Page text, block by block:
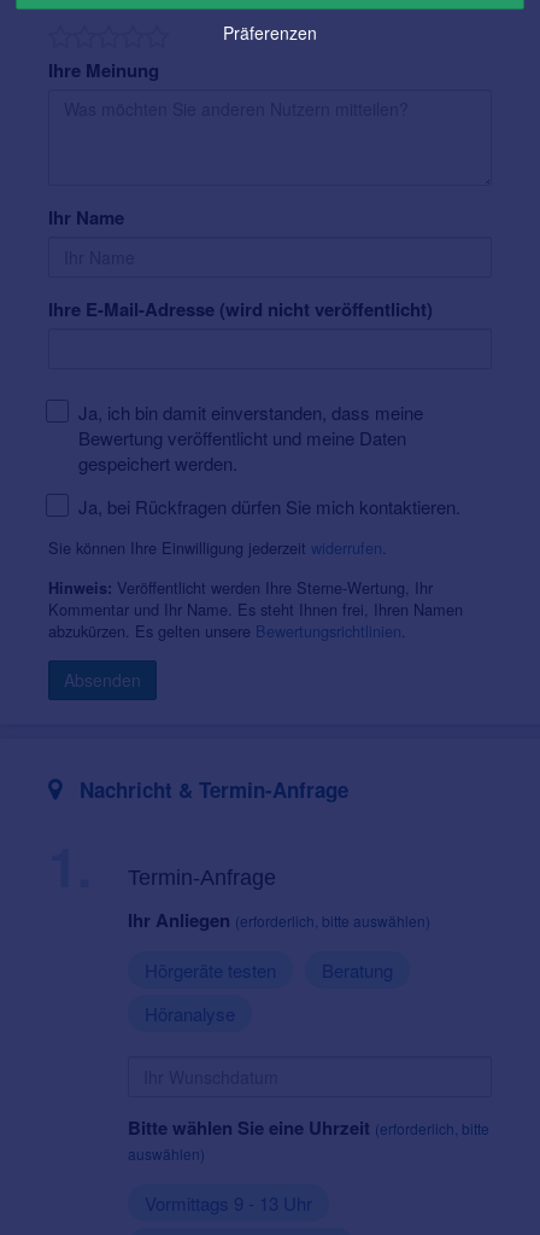
Ihre Meinung
Ihr Name
Ihre E-Mail-Adresse (wird nicht veröffentlicht)
Ja, ich bin damit einverstanden, dass meine
Bewertung veröffentlicht und meine Daten
gespeichert werden.
Ja, bei Rückfragen dürfen Sie mich kontaktieren.
Sie können Ihre Einwilligung jederzeit widerrufen.
Hinweis: Veröffentlicht werden Ihre Sterne-Wertung, Ihr
Kommentar und Ihr Name. Es steht Ihnen frei, Ihren Namen
abzukürzen. Es gelten unsere Bewertungsrichtlinien.
Absenden
Nachricht & Termin-Anfrage
Termin-Anfrage
Ihr Anliegen (erforderlich, bitte auswählen)
Hörgeräte testen
Beratung
Höranalyse
Bitte wählen Sie eine Uhrzeit (erforderlich, bitte
auswählen)
Vormittags 9 - 13 Uhr
Präferenzen